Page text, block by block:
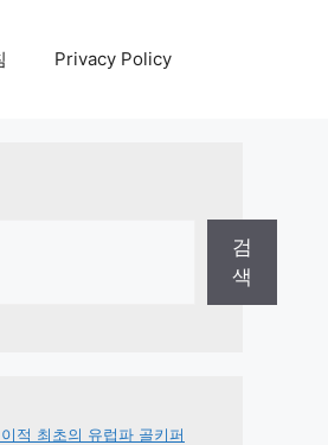
Privacy Policy
검
색
적 최초의 유럽파 골키퍼